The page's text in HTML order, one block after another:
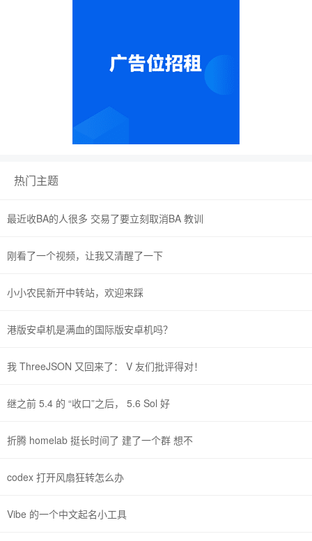
热门主题
最近收BA的人很多 交易了要立刻取消BA 教训
刚看了一个视频，让我又清醒了一下
小小农民新开中转站，欢迎来踩
港版安卓机是满血的国际版安卓机吗？
我 ThreeJSON 又回来了： V 友们批评得对！
继之前 5.4 的 “收口”之后， 5.6 Sol 好
折腾 homelab 挺长时间了 建了一个群 想不
codex 打开风扇狂转怎么办
Vibe 的一个中文起名小工具